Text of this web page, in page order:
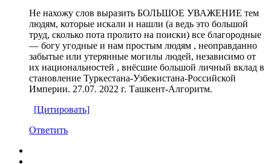
Не нахожу слов выразить БОЛЬШОЕ УВАЖЕНИЕ тем
людям, которые искали и нашли (а ведь это большой
труд, сколько пота пролито на поиски) все благородные
— богу угодные и нам простым людям , неоправданно
забытые или утерянные могилы людей, независимо от
их национальностей , внёсшие большой личный вклад в
становление Туркестана-Узбекистана-Российской
Империи. 27.07. 2022 г. Ташкент-Алгоритм.
[Цитировать]
Ответить